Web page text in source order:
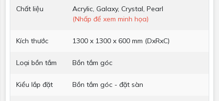
Chất liệu
Acrylic, Galaxy, Crystal, Pearl
(Nhấp để xem minh họa)
Kích thước 1300 x 1300 x 600 mm (DxRxC)
Loại bồn tắm Bồn tắm góc
Kiểu lắp đặt Bồn tắm góc - đặt sàn